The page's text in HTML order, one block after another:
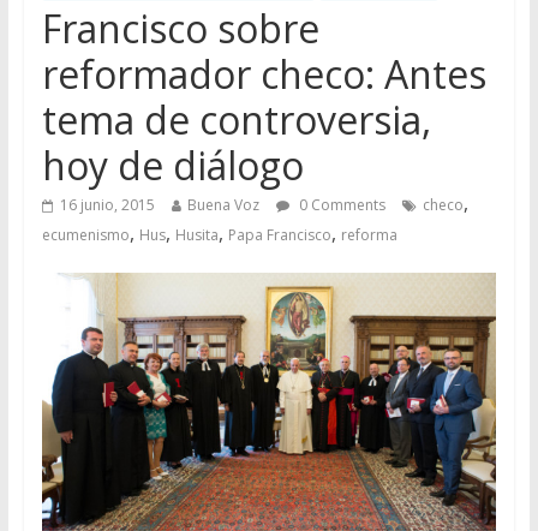
Francisco sobre
reformador checo: Antes
tema de controversia,
hoy de diálogo
16 junio, 2015 Buena Voz 0 Comments checo,
ecumenismo, Hus, Husita, Papa Francisco, reforma